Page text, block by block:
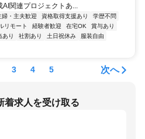
AI関連プロジェクトあ...
婦・主夫歓迎 資格取得支援あり
学歴不問
リモート 経験者歓迎 在宅OK
賞与あり
あり 社割あり 土日祝休み
服装自由
3 4 5 次へ
着求人を受け取る